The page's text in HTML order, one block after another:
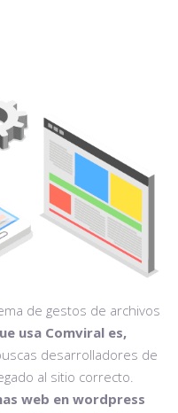
de gestos de archivos
usa Comviral es,
desarrolladores de
al sitio correcto.
web en wordpress